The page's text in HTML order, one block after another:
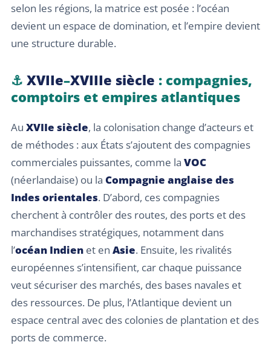
selon les régions, la matrice est posée : l’océan
devient un espace de domination, et l’empire devient
une structure durable.
⚓ XVIIe–XVIIIe siècle : compagnies,
comptoirs et empires atlantiques
Au XVIIe siècle, la colonisation change d’acteurs et
de méthodes : aux États s’ajoutent des compagnies
commerciales puissantes, comme la VOC
(néerlandaise) ou la Compagnie anglaise des
Indes orientales. D’abord, ces compagnies
cherchent à contrôler des routes, des ports et des
marchandises stratégiques, notamment dans
l’océan Indien et en Asie. Ensuite, les rivalités
européennes s’intensifient, car chaque puissance
veut sécuriser des marchés, des bases navales et
des ressources. De plus, l’Atlantique devient un
espace central avec des colonies de plantation et des
ports de commerce.